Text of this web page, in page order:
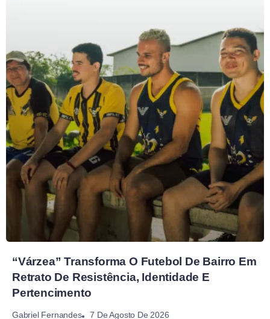
“Várzea” Transforma O Futebol De Bairro Em
Retrato De Resistência, Identidade E
Pertencimento
Gabriel Fernandes 7 De Agosto De 2026